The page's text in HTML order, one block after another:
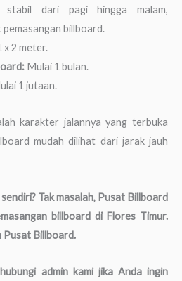
stabil dari pagi hingga malam,
billboard.
x 2 meter.
Mulai 1 bulan.
1 jutaan.
karakter jalannya yang terbuka
mudah dilihat dari jarak jauh
Tak masalah, Pusat Billboard
billboard di Flores Timur.
Pusat Billboard.
admin kami jika Anda ingin